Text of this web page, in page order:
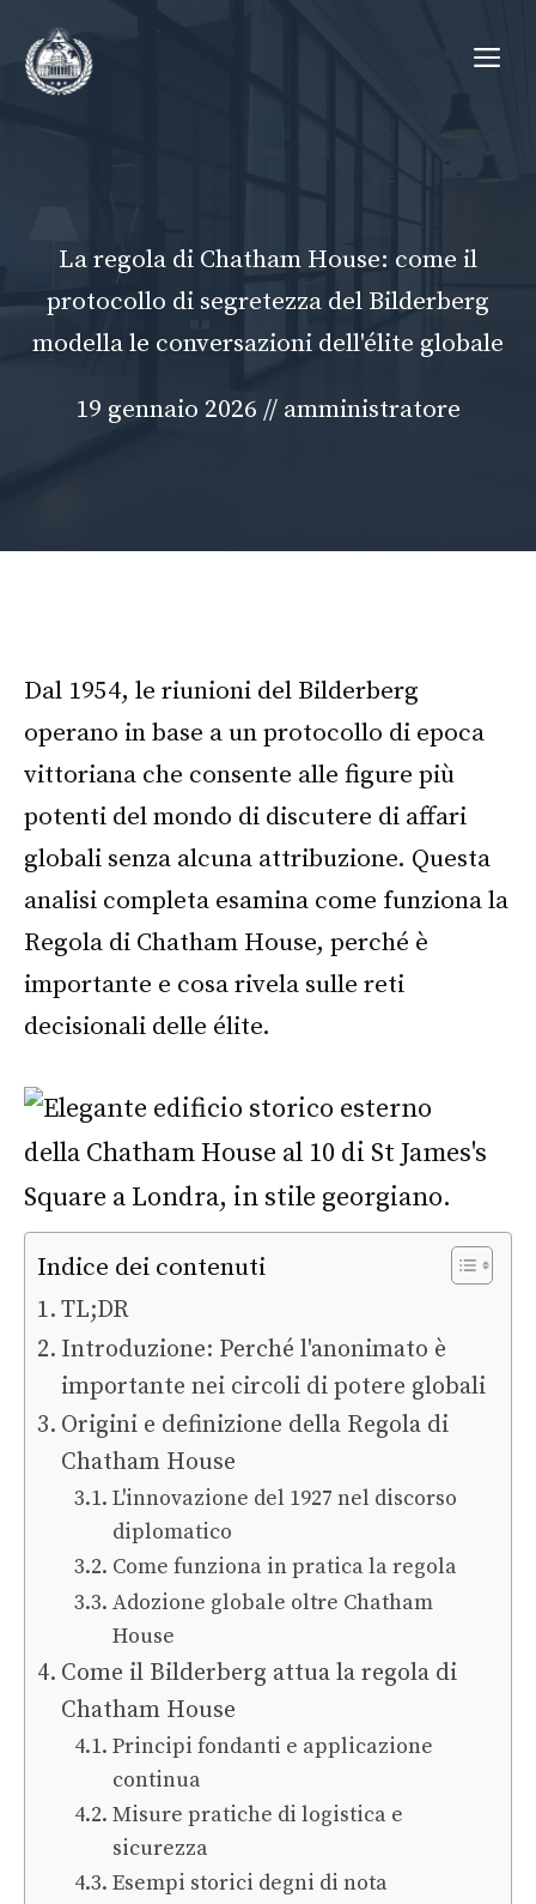
La regola di Chatham House: come il
protocollo di segretezza del Bilderberg
modella le conversazioni dell'élite globale
19 gennaio 2026 // amministratore
Dal 1954, le riunioni del Bilderberg
operano in base a un protocollo di epoca
vittoriana che consente alle figure più
potenti del mondo di discutere di affari
globali senza alcuna attribuzione. Questa
analisi completa esamina come funziona la
Regola di Chatham House, perché è
importante e cosa rivela sulle reti
decisionali delle élite.
Indice dei contenuti
TL;DR
Introduzione: Perché l'anonimato è
importante nei circoli di potere globali
Origini e definizione della Regola di
Chatham House
L'innovazione del 1927 nel discorso
diplomatico
Come funziona in pratica la regola
Adozione globale oltre Chatham
House
Come il Bilderberg attua la regola di
Chatham House
Principi fondanti e applicazione
continua
Misure pratiche di logistica e
sicurezza
Esempi storici degni di nota